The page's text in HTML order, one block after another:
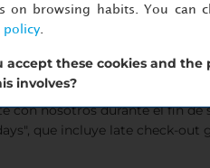
todos los huéspedes del hotel
con nosotros durante el fin
que incluye late check-out
on browsing habits. You can
policy.
accept these cookies and the
involves?